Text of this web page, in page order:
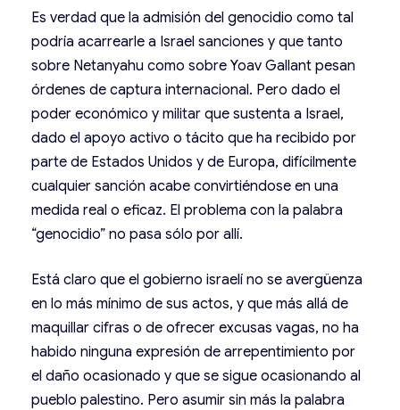
Es verdad que la admisión del genocidio como tal
podría acarrearle a Israel sanciones y que tanto
sobre Netanyahu como sobre Yoav Gallant pesan
órdenes de captura internacional. Pero dado el
poder económico y militar que sustenta a Israel,
dado el apoyo activo o tácito que ha recibido por
parte de Estados Unidos y de Europa, difícilmente
cualquier sanción acabe convirtiéndose en una
medida real o eficaz. El problema con la palabra
“genocidio” no pasa sólo por allí.
Está claro que el gobierno israelí no se avergüenza
en lo más mínimo de sus actos, y que más allá de
maquillar cifras o de ofrecer excusas vagas, no ha
habido ninguna expresión de arrepentimiento por
el daño ocasionado y que se sigue ocasionando al
pueblo palestino. Pero asumir sin más la palabra